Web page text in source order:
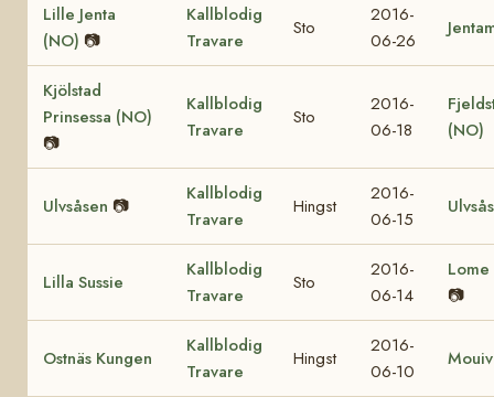
Lille Jenta
(NO) 📷
Kallblodig
Travare
Sto
2016-
06-26
Kjölstad
Prinsessa (NO)
📷
Kallblodig
Travare
Sto
2016-
06-18
(NO)
Ulvsåsen 📷
Kallblodig
Travare
Hingst
2016-
06-15
Lilla Sussie
Kallblodig
Travare
Sto
2016-
06-14
📷
Ostnäs Kungen
Kallblodig
Travare
Hingst
2016-
06-10